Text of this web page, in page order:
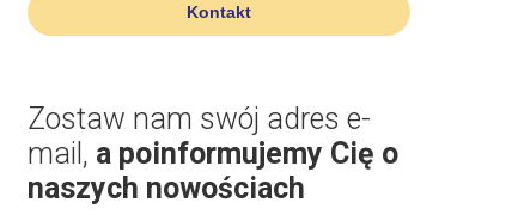
Kontakt
Zostaw nam swój adres e-
mail, a poinformujemy Cię o
naszych nowościach